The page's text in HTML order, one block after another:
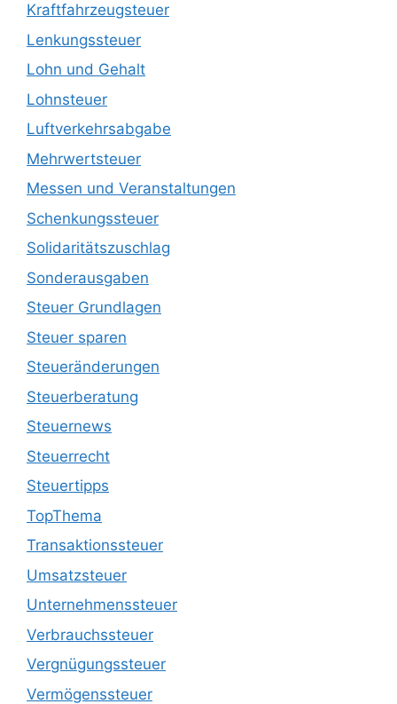
Kraftfahrzeugsteuer
Lenkungssteuer
Lohn und Gehalt
Lohnsteuer
Luftverkehrsabgabe
Mehrwertsteuer
Messen und Veranstaltungen
Schenkungssteuer
Solidaritätszuschlag
Sonderausgaben
Steuer Grundlagen
Steuer sparen
Steueränderungen
Steuerberatung
Steuernews
Steuerrecht
Steuertipps
TopThema
Transaktionssteuer
Umsatzsteuer
Unternehmenssteuer
Verbrauchssteuer
Vergnügungssteuer
Vermögenssteuer